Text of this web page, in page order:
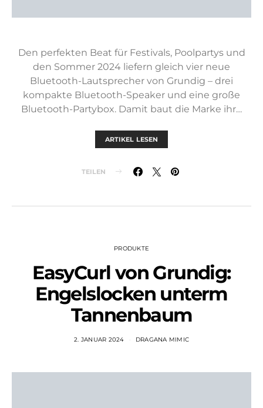
Den perfekten Beat für Festivals, Poolpartys und
den Sommer 2024 liefern gleich vier neue
Bluetooth-Lautsprecher von Grundig – drei
kompakte Bluetooth-Speaker und eine große
Bluetooth-Partybox. Damit baut die Marke ihr…
ARTIKEL LESEN
TEILEN
PRODUKTE
EasyCurl von Grundig:
Engelslocken unterm
Tannenbaum
2. JANUAR 2024 DRAGANA MIMIC